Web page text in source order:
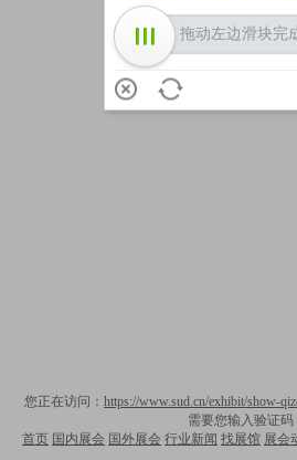
您正在访问： https://www.sud.cn/exhibit/show-
需要您输入验证码
首页 国内展会 国外展会 行业新闻 找展馆 展会
拖动左边滑块完